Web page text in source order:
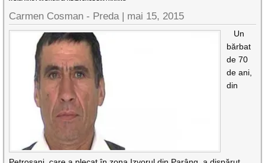
Carmen Cosman - Preda | mai 15, 2015
Un
bărbat
de 70
de ani,
din